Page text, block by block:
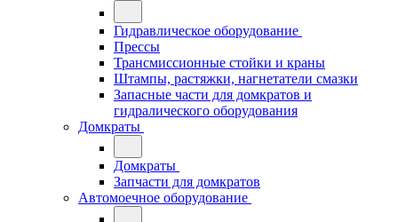
Гидравлическое оборудование
Прессы
Трансмиссионные стойки и краны
Штампы, растяжки, нагнетатели смазки
Запасные части для домкратов и
гидралического оборудования
Домкраты
Домкраты
Запчасти для домкратов
Автомоечное оборудование